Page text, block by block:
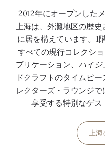
2012年にオープンした
上海は、外灘地区の歴
に居を構えています。1
すべての現行コレクシ
プリケーション、 ハイジ
ドクラフトのタイムピ
レクターズ・ラウンジ
享受する特別なゲス
上海